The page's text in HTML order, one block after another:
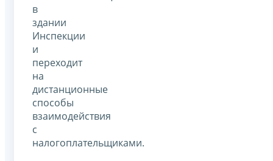
в
здании
Инспекции
и
переходит
на
дистанционные
способы
взаимодействия
с
налогоплательщиками.